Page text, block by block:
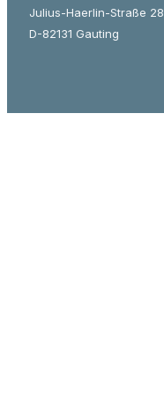
Julius-Haerlin-Straße 28
D-82131 Gauting